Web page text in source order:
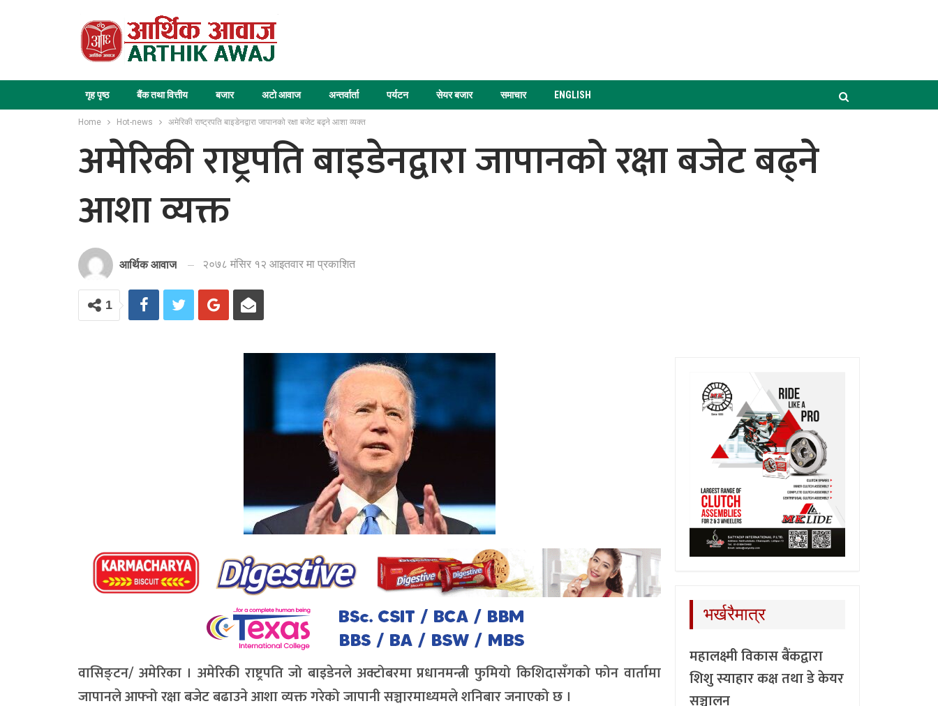
गृह पृष्ठ बैंक तथा वित्तीय बजार अटो आवाज अन्तर्वार्ता पर्यटन सेयर बजार समाचार ENGLISH
Home Hot-news अमेरिकी राष्ट्रपति बाइडेनद्वारा जापानको रक्षा बजेट बढ्ने आशा व्यक्त
अमेरिकी राष्ट्रपति बाइडेनद्वारा जापानको रक्षा बजेट बढ्ने
आशा व्यक्त
आर्थिक आवाज २०७८ मंसिर १२ आइतवार मा प्रकाशित
1
वासिङ्टन/ अमेरिका । अमेरिकी राष्ट्रपति जो बाइडेनले अक्टोबरमा प्रधानमन्त्री फुमियो किशिदासँगको फोन वार्तामा
जापानले आफ्नो रक्षा बजेट बढाउने आशा व्यक्त गरेको जापानी सञ्चारमाध्यमले शनिबार जनाएको छ ।
भर्खरैमात्र
महालक्ष्मी विकास बैंकद्वारा
शिशु स्याहार कक्ष तथा डे केयर
सञ्चालन